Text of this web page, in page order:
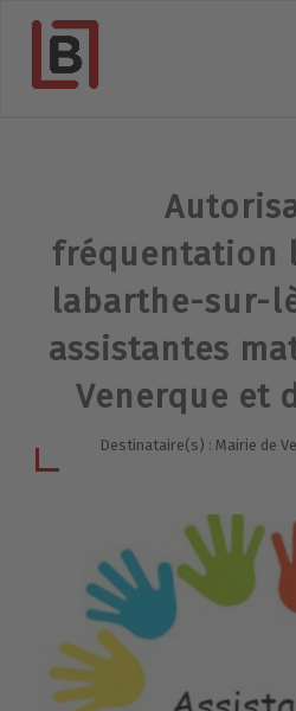
fréquentation
labarthe-sur-
assistantes
Venerque et
Destinataire(s) : Mairie de